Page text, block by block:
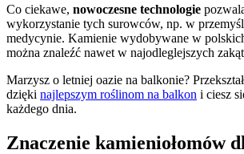
Co ciekawe, nowoczesne technologie
wykorzystanie tych surowców, np. w
medycynie. Kamienie wydobywane w
można znaleźć nawet w najodleglejszych
Marzysz o letniej oazie na balkonie?
dzięki najlepszym roślinom na balkon i ciesz
każdego dnia.
Znaczenie kamieniołomów